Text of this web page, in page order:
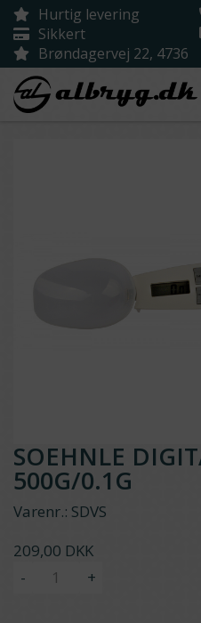
Hurtig levering
Sikkert
Brøndagervej 22, 4736
SOEHNLE
500G/0.1G
Varenr.: SDVS
209,00 DKK
-
+